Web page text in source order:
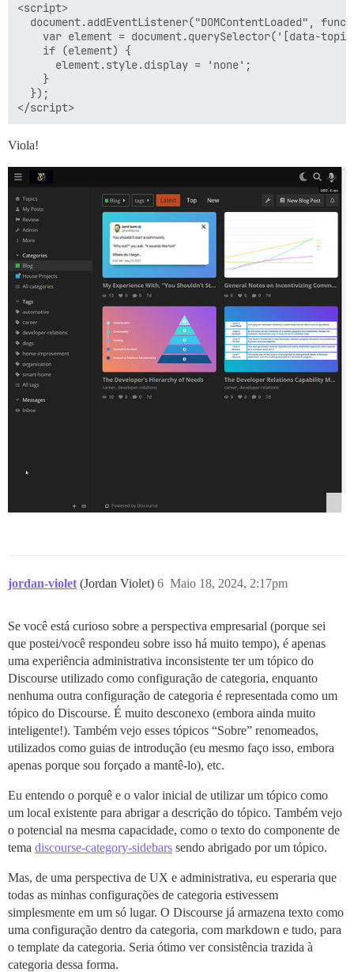
<script>
document.addEventListener("DOMContentLoaded",
var element = document.querySelector('[data-
    if (element) {
      element.style.display = 'none';
    }
  });
Viola!
jordan-violet (Jordan Violet) Maio 18, 2024, 2:17pm
6
Se você está curioso sobre a perspectiva empresarial (porque sei
que postei/você respondeu sobre isso há muito tempo), é apenas
uma experiência administrativa inconsistente ter um tópico do
Discourse utilizado como configuração de categoria, enquanto
nenhuma outra configuração de categoria é representada como um
tópico do Discourse. É muito desconexo (embora ainda muito
inteligente!). Também vejo esses tópicos “Sobre” renomeados,
utilizados como guias de introdução (eu mesmo faço isso, embora
apenas porque sou forçado a mantê-lo), etc.
Eu entendo o porquê e o valor inicial de utilizar um tópico como
um local existente para abrigar a descrição do tópico. Também vejo
o potencial na mesma capacidade, como o texto do componente de
tema discourse-category-sidebars sendo abrigado por um tópico.
Mas, de uma perspectiva de UX e administrativa, eu esperaria que
todas as minhas configurações de categoria estivessem
simplesmente em um só lugar. O Discourse já armazena texto como
uma configuração dentro da categoria, com markdown e tudo, para
o template da categoria. Seria ótimo ver consistência trazida à
categoria dessa forma.